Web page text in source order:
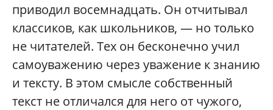
приводил восемнадцать. Он отчитывал
классиков, как школьников, — но только
не читателей. Тех он бесконечно учил
самоуважению через уважение к знанию
и тексту. В этом смысле собственный
текст не отличался для него от чужого,